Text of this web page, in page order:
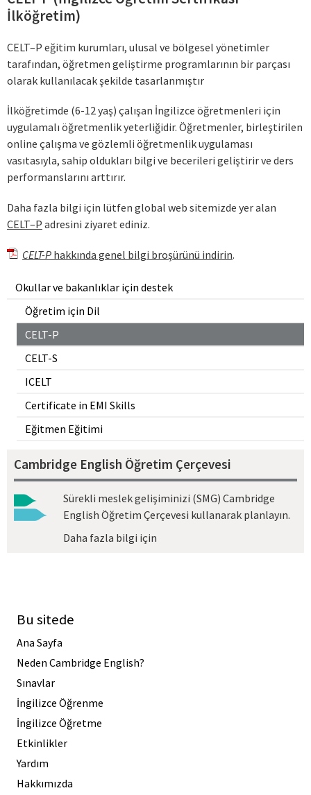
Okullar ve bakanlıklar için destek
Öğretim için Dil
CELT-P
CELT-S
ICELT
Certificate in EMI Skills
Eğitmen Eğitimi
Cambridge English Öğretim Çerçevesi
Sürekli meslek gelişiminizi (SMG) Cambridge
English Öğretim Çerçevesi kullanarak planlayın.
Daha fazla bilgi için
İlköğretim)
CELT–P eğitim kurumları, ulusal ve bölgesel yönetimler
tarafından, öğretmen geliştirme programlarının bir parçası
olarak kullanılacak şekilde tasarlanmıştır
İlköğretimde (6-12 yaş) çalışan İngilizce öğretmenleri için
uygulamalı öğretmenlik yeterliğidir. Öğretmenler, birleştirilen
online çalışma ve gözlemli öğretmenlik uygulaması
vasıtasıyla, sahip oldukları bilgi ve becerileri geliştirir ve ders
performanslarını arttırır.
Daha fazla bilgi için lütfen global web sitemizde yer alan
CELT–P adresini ziyaret ediniz.
CELT-P hakkında genel bilgi broşürünü indirin.
Bu sitede
Ana Sayfa
Neden Cambridge English?
Sınavlar
İngilizce Öğrenme
İngilizce Öğretme
Etkinlikler
Yardım
Hakkımızda